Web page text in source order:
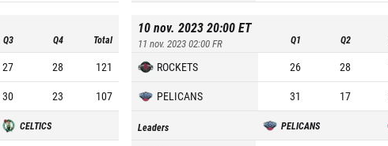
Q3 Q4 Total
27 28
121
30 23 107
CELTICS
10 nov. 2023 20:00ET
11 nov. 2023 02:00FR Q1 Q2
ROCKETS 26 28
PELICANS
31 17
Leaders PELICANS